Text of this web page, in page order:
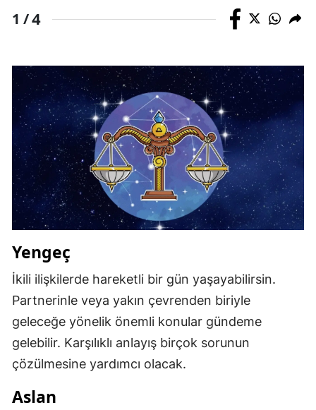
Sakarya
Samsun
Siirt
Sinop
Sivas
Tekirdağ
Trabzon
Tunceli
Şanlıurfa
1 /4
Yengeç
İkili ilişkilerde hareketli bir gün yaşayabilirsin.
Partnerinle veya yakın çevrenden biriyle
geleceğe yönelik önemli konular gündeme
gelebilir. Karşılıklı anlayış birçok sorunun
çözülmesine yardımcı olacak.
Aslan